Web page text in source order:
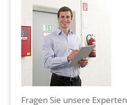
Fragen Sie unsere Experten